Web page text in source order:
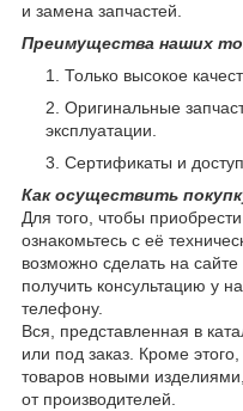
и замена запчастей.
Преимущества наших
Только высокое
Оригинальные
эксплуатации.
Сертификаты и
Как осуществить
Для того, чтобы
ознакомьтесь с её
возможно сделать на
получить консультацию у
телефону.
Вся, представленная в
или под заказ. Кроме
товаров новыми
от производителей.